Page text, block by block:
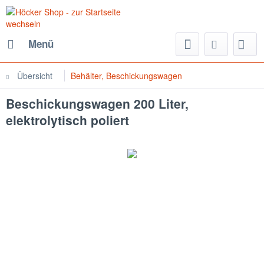
Menü
Übersicht Behälter, Beschickungswagen
Beschickungswagen 200 Liter,
elektrolytisch poliert